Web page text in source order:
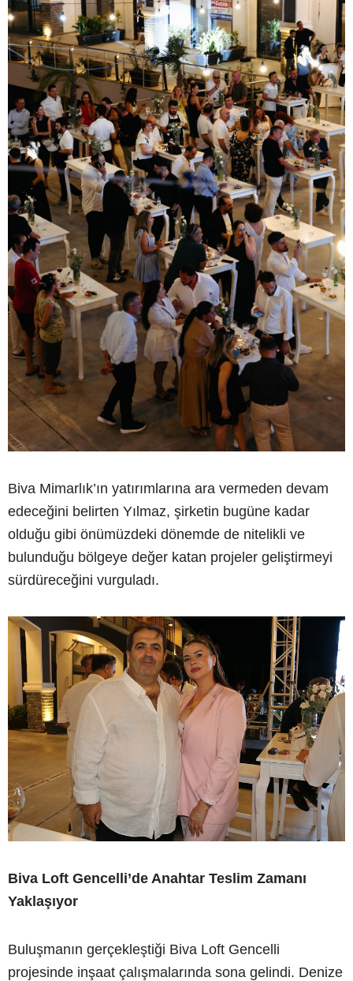
Biva Mimarlık’ın yatırımlarına ara vermeden devam
edeceğini belirten Yılmaz, şirketin bugüne kadar
olduğu gibi önümüzdeki dönemde de nitelikli ve
bulunduğu bölgeye değer katan projeler geliştirmeyi
sürdüreceğini vurguladı.
Biva Loft Gencelli’de Anahtar Teslim Zamanı
Yaklaşıyor
Buluşmanın gerçekleştiği Biva Loft Gencelli
projesinde inşaat çalışmalarında sona gelindi. Denize